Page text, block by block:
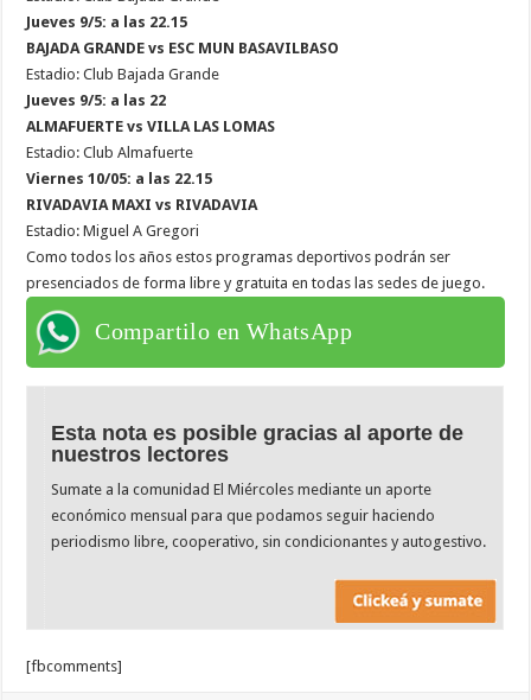
Jueves 9/5: a las 22.15
BAJADA GRANDE vs ESC MUN BASAVILBASO
Estadio: Club Bajada Grande
Jueves 9/5: a las 22
ALMAFUERTE vs VILLA LAS LOMAS
Estadio: Club Almafuerte
Viernes 10/05: a las 22.15
RIVADAVIA MAXI vs RIVADAVIA
Estadio: Miguel A Gregori
Como todos los años estos programas deportivos podrán ser
presenciados de forma libre y gratuita en todas las sedes de juego.
Compartilo en WhatsApp
Esta nota es posible gracias al aporte de
nuestros lectores
Sumate a la comunidad El Miércoles mediante un aporte
económico mensual para que podamos seguir haciendo
periodismo libre, cooperativo, sin condicionantes y autogestivo.
[fbcomments]